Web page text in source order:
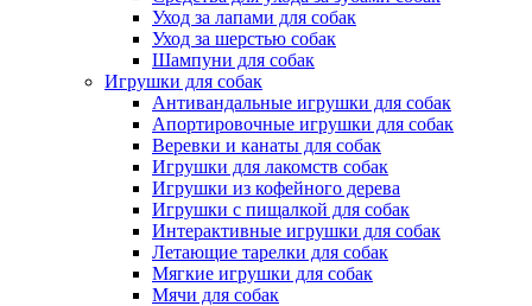
Уход за лапами для собак
Уход за шерстью собак
Шампуни для собак
Игрушки для собак
Антивандальные игрушки для собак
Апортировочные игрушки для собак
Веревки и канаты для собак
Игрушки для лакомств собак
Игрушки из кофейного дерева
Игрушки с пищалкой для собак
Интерактивные игрушки для собак
Летающие тарелки для собак
Мягкие игрушки для собак
Мячи для собак